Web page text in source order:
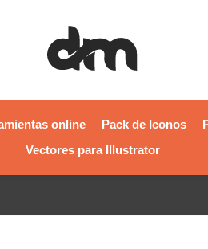
online Pack de Iconos
Vectores para Illustrator